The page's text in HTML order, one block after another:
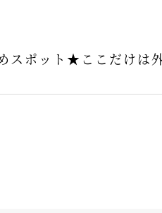
スポット★ここだけは